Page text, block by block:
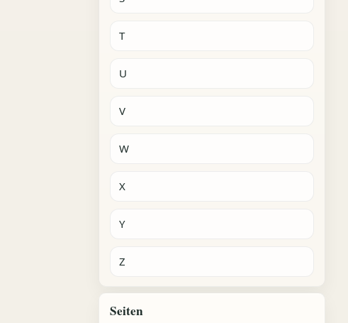
T
U
V
W
X
Y
Z
Seiten